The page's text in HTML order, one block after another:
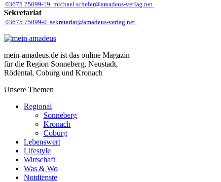
03675 75099-19 michael.scheler@amadeus-verlag.net
Sekretariat
03675 75099-0 sekretariat@amadeus-verlag.net
mein-amadeus.de ist das online Magazin
für die Region Sonneberg, Neustadt,
Rödental, Coburg und Kronach
Unsere Themen
Regional
Sonneberg
Kronach
Coburg
Lebenswert
Lifestyle
Wirtschaft
Was & Wo
Notdienste